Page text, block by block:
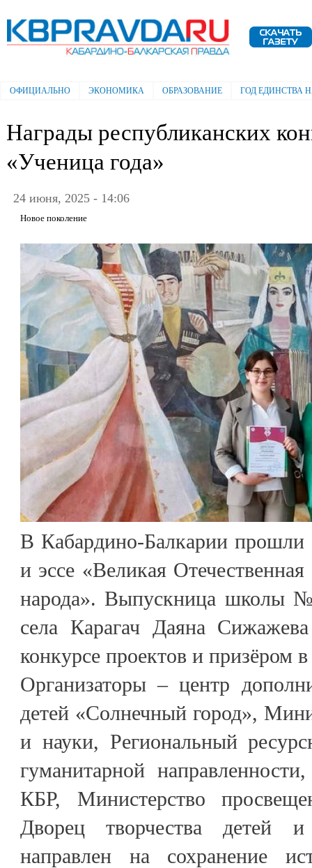
Электронная газета "Кабардино-
Балкарская правда"
Главное меню
ОФИЦИАЛЬНО ЭКОНОМИКА ОБРАЗОВАНИЕ ГОД ЕДИНСТВА
Награды республиканских
«Ученица года»
24 июня, 2025 - 14:06
Новое поколение
В Кабардино-Балкарии прошли
и эссе «Великая
народа». Выпускница школы
села Карагач Даяна
конкурсе проектов и призёром в
Организаторы – центр
детей «Солнечный город»,
и науки, Региональный
гуманитарной
КБР, Министерство
Дворец творчества детей
направлен на сохранение